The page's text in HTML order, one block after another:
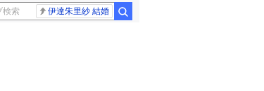
伊達朱里紗 結婚